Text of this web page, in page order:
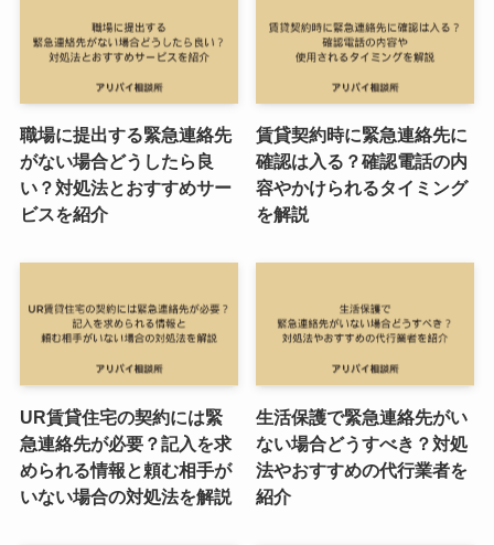
職場に提出する緊急連絡先
がない場合どうしたら良
い？対処法とおすすめサー
ビスを紹介
賃貸契約時に緊急連絡先に
確認は入る？確認電話の内
容やかけられるタイミング
を解説
UR賃貸住宅の契約には緊
急連絡先が必要？記入を求
められる情報と頼む相手が
いない場合の対処法を解説
生活保護で緊急連絡先がい
ない場合どうすべき？対処
法やおすすめの代行業者を
紹介